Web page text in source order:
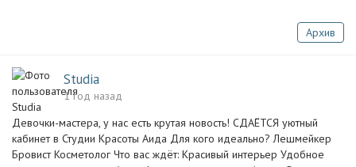
Архив
Studia
1 год назад
Девочки-мастера, у нас есть крутая новость! СДАЁТСЯ уютный
кабинет в Студии Красоты Аида Для кого идеально? Лешмейкер
Бровист Косметолог Что вас ждёт: Красивый интерьер Удобное